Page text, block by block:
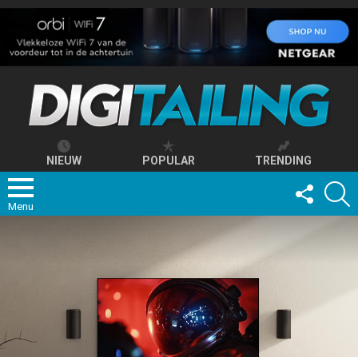
NIEUW POPULAR TRENDING
Menu
FOLLOW
US